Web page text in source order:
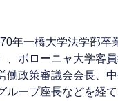
年一橋大学法学部
、ボローニャ大学客
働政策審議会会長、
ループ座長などを経